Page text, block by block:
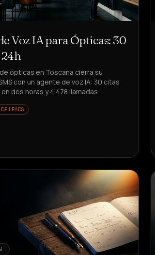
Voz IA para Ópticas: 30
24h
ópticas en Toscana cierra su
con un agente de voz IA: 30 citas
dos horas y 4.478 llamadas
LEADS